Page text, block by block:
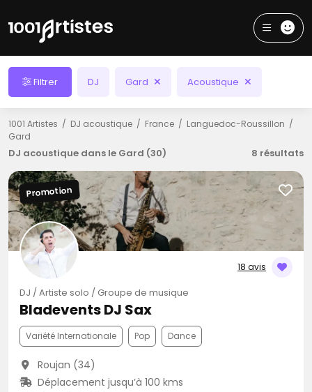
Filtrer DJ Gard Acoustique
1001 Artistes DJ acoustique France
Languedoc-Roussillon
Gard
DJ acoustique dans le Gard (30) 8 résultats
18 avis
Promotion
DJ / Artiste solo / Groupe de musique
Bladevents DJ Sax
Variété Internationale Pop Dance
Roujan (34)
Déplacement jusqu’à 100 kms